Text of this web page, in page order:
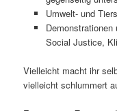
Umwelt- und
Social Justice,
Vielleicht macht ihr
vielleicht schlummert